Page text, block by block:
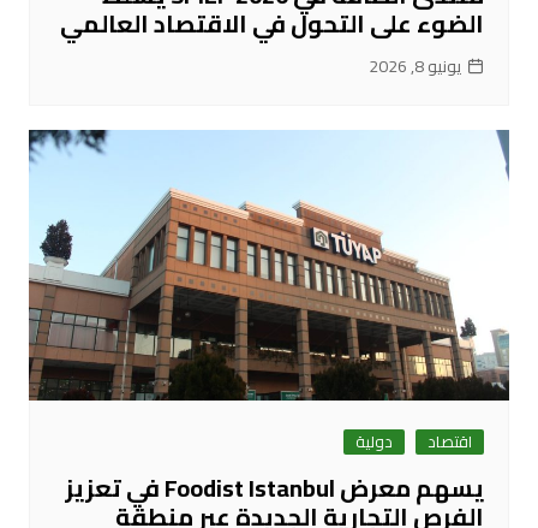
الضوء على التحول في الاقتصاد العالمي
يونيو 8, 2026
اقتصاد دولية
يسهم معرض Foodist Istanbul في تعزيز
الفرص التجارية الجديدة عبر منطقة